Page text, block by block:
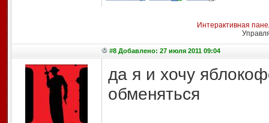
Интерактивная
#8 Добавлено: 27 июля 2011 09:04
да я и хочу
обменяться